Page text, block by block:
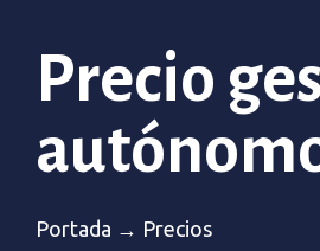
Precio
Portada → Precios